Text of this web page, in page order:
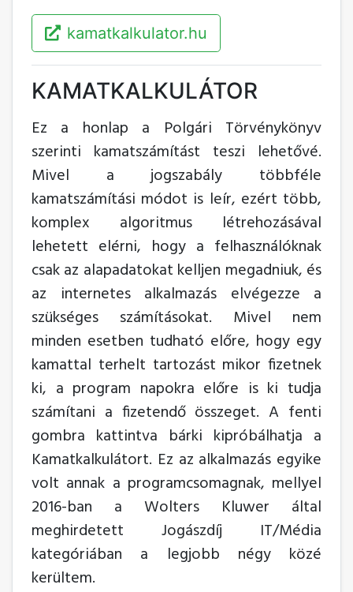
kamatkalkulator.hu
KAMATKALKULÁTOR
Ez a honlap a Polgári Törvénykönyv
szerinti kamatszámítást teszi lehetővé.
Mivel a jogszabály többféle
kamatszámítási módot is leír, ezért több,
komplex algoritmus létrehozásával
lehetett elérni, hogy a felhasználóknak
csak az alapadatokat kelljen megadniuk, és
az internetes alkalmazás elvégezze a
szükséges számításokat. Mivel nem
minden esetben tudható előre, hogy egy
kamattal terhelt tartozást mikor fizetnek
ki, a program napokra előre is ki tudja
számítani a fizetendő összeget. A fenti
gombra kattintva bárki kipróbálhatja a
Kamatkalkulátort. Ez az alkalmazás egyike
volt annak a programcsomagnak, mellyel
2016-ban a Wolters Kluwer által
meghirdetett Jogászdíj IT/Média
kategóriában a legjobb négy közé
kerültem.